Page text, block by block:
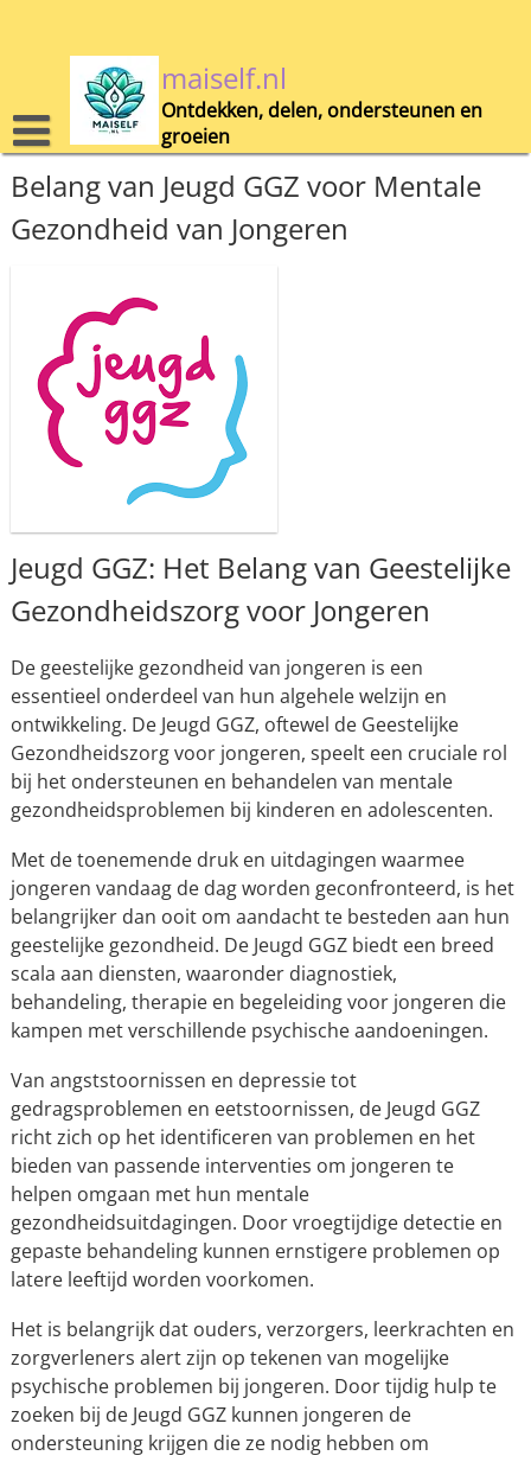
maiself.nl
Ontdekken, delen, ondersteunen en
groeien
Belang van Jeugd GGZ voor Mentale
Gezondheid van Jongeren
Jeugd GGZ: Het Belang van Geestelijke
Gezondheidszorg voor Jongeren
De geestelijke gezondheid van jongeren is een
essentieel onderdeel van hun algehele welzijn en
ontwikkeling. De Jeugd GGZ, oftewel de Geestelijke
Gezondheidszorg voor jongeren, speelt een cruciale rol
bij het ondersteunen en behandelen van mentale
gezondheidsproblemen bij kinderen en adolescenten.
Met de toenemende druk en uitdagingen waarmee
jongeren vandaag de dag worden geconfronteerd, is het
belangrijker dan ooit om aandacht te besteden aan hun
geestelijke gezondheid. De Jeugd GGZ biedt een breed
scala aan diensten, waaronder diagnostiek,
behandeling, therapie en begeleiding voor jongeren die
kampen met verschillende psychische aandoeningen.
Van angststoornissen en depressie tot
gedragsproblemen en eetstoornissen, de Jeugd GGZ
richt zich op het identificeren van problemen en het
bieden van passende interventies om jongeren te
helpen omgaan met hun mentale
gezondheidsuitdagingen. Door vroegtijdige detectie en
gepaste behandeling kunnen ernstigere problemen op
latere leeftijd worden voorkomen.
Het is belangrijk dat ouders, verzorgers, leerkrachten en
zorgverleners alert zijn op tekenen van mogelijke
psychische problemen bij jongeren. Door tijdig hulp te
zoeken bij de Jeugd GGZ kunnen jongeren de
ondersteuning krijgen die ze nodig hebben om